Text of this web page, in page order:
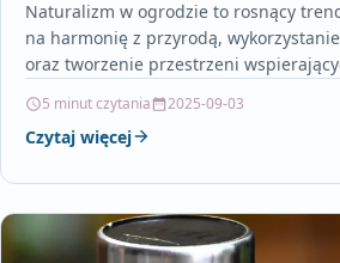
Naturalizm w ogrodzie to rosnący
na harmonię z przyrodą,
oraz tworzenie przestrzeni
5 minut czytania 2025-09-03
Czytaj więcej